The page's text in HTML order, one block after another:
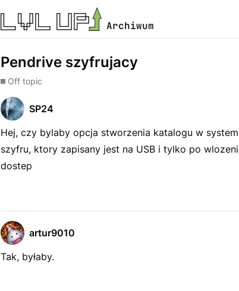
Archiwum
Pendrive szyfrujacy
Off topic
SP24
Hej, czy bylaby opcja stworzenia katalogu w
szyfru, ktory zapisany jest na USB i tylko po
dostep
artur9010
Tak, byłaby.